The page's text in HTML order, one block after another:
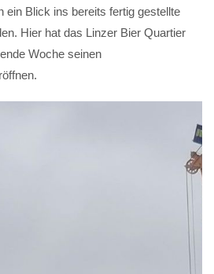
ein Blick ins bereits fertig gestellte
Hier hat das Linzer Bier Quartier
Woche seinen